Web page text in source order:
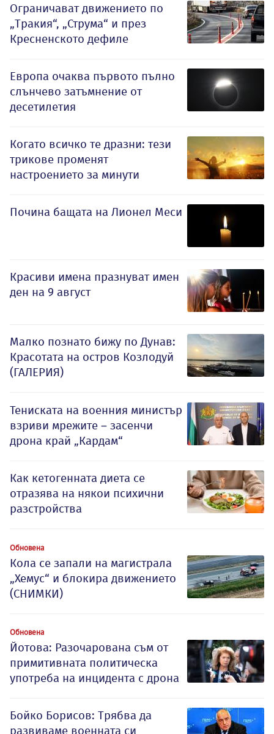
Ограничават движението по
„Тракия“, „Струма“ и през
Кресненското дефиле
Европа очаква първото пълно
слънчево затъмнение от
десетилетия
Когато всичко те дразни: тези
трикове променят
настроението за минути
Почина бащата на Лионел Меси
Красиви имена празнуват имен
ден на 9 август
Малко познато бижу по Дунав:
Красотата на остров Козлодуй
(ГАЛЕРИЯ)
Тениската на военния министър
взриви мрежите – засенчи
дрона край „Кардам“
Как кетогенната диета се
отразява на някои психични
разстройства
Обновена
Кола се запали на магистрала
„Хемус“ и блокира движението
(СНИМКИ)
Обновена
Йотова: Разочарована съм от
примитивната политическа
употреба на инцидента с дрона
Бойко Борисов: Трябва да
развиваме военната си